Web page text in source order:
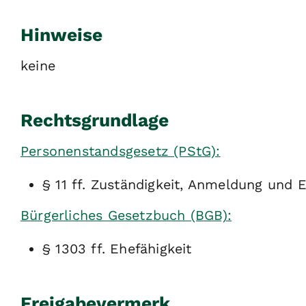
Hinweise
keine
Rechtsgrundlage
Personenstandsgesetz (PStG):
§ 11 ff. Zuständigkeit, Anmeldung und
Bürgerliches Gesetzbuch (BGB):
§ 1303 ff. Ehefähigkeit